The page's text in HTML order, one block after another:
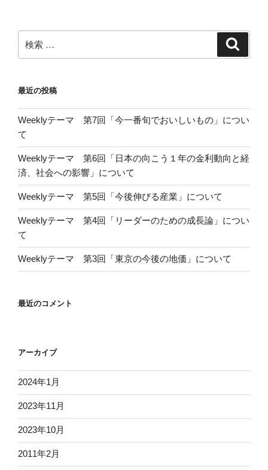
索:
最近の投稿
Weeklyテーマ 第7回「今一番旬でおいしいもの」につい
て
Weeklyテーマ 第6回「日本の向こう１年の金利動向と経
済、社会への影響」について
Weeklyテーマ 第5回「今後伸びる産業」について
Weeklyテーマ 第4回「リーダーのための成長論」につい
て
Weeklyテーマ 第3回「東京の今後の地価」について
最近のコメント
アーカイブ
2024年1月
2023年11月
2023年10月
2011年2月